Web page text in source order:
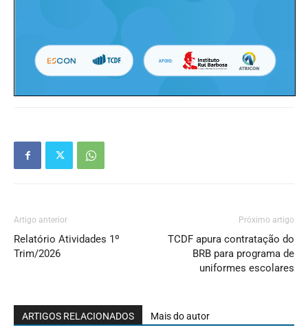
Artigo anterior
Relatório Atividades 1º
Trim/2026
Próximo artigo
TCDF apura contratação do
BRB para programa de
uniformes escolares
ARTIGOS RELACIONADOS Mais do autor